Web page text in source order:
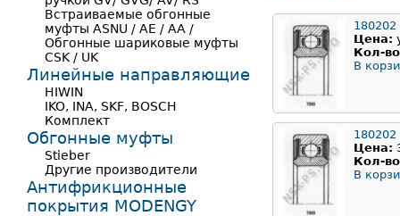
180202
Цена:
Кол-
В
180202
Цена:
Кол-
В
Встраиваемые обгонные
муфты ASNU / AE / AA /
Обгонные шариковые муфты
CSK / UK
Линейные направляющие
HIWIN
IKO, INA, SKF, BOSCH
Комплект
Обгонные муфты
Stieber
Другие производители
Антифрикционные
покрытия MODENGY